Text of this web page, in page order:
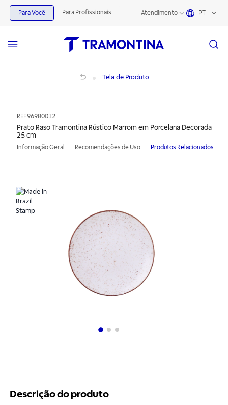
Para Você Para Profissionais Atendimento PT
Tela de Produto
REF96980012
Prato Raso Tramontina Rústico Marrom em Porcelana Decorada
25 cm
Informação Geral Recomendações de Uso Produtos Relacionados
Descrição do produto